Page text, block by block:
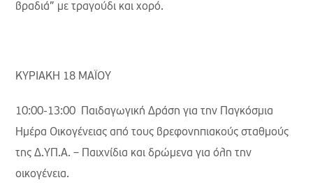
βραδιά” με τραγούδι και χορό.
ΚΥΡΙΑΚΗ 18 ΜΑΪΟΥ
10:00-13:00 Παιδαγωγική Δράση για την Παγκόσμια
Ημέρα Οικογένειας από τους βρεφονηπιακούς σταθμούς
της Δ.ΥΠ.Α. – Παιχνίδια και δρώμενα για όλη την
οικογένεια.